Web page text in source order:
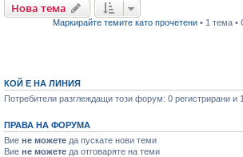
Нова тема
Маркирайте темите като прочетени • 1 тема •
КОЙ Е НА ЛИНИЯ
Потребители разглеждащи този форум: 0 регистрирани и
ПРАВА НА ФОРУМА
Вие не можете да пускате нови теми
Вие не можете да отговаряте на теми